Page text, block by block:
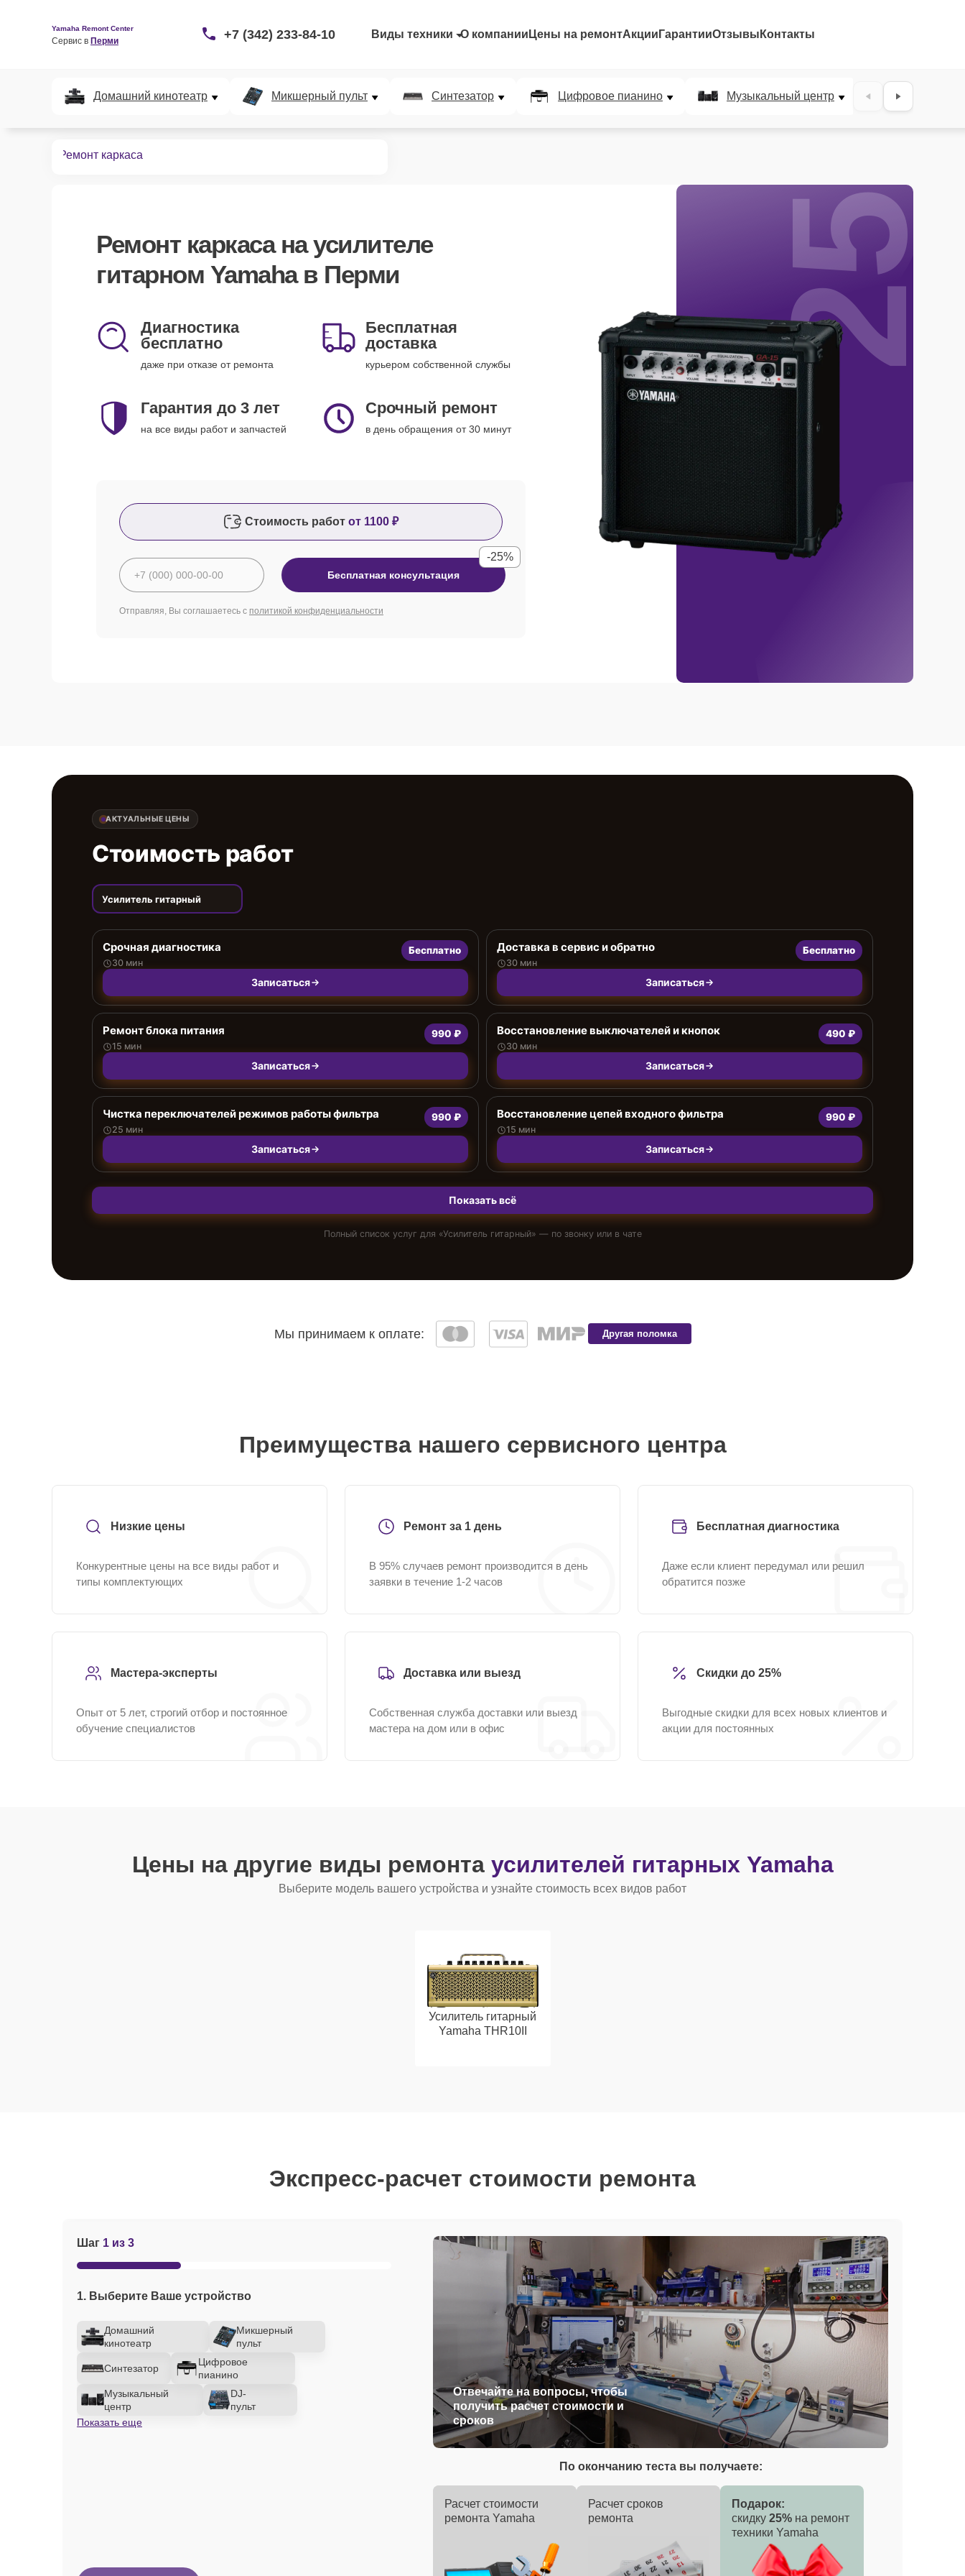
Yamaha Remont Center
Сервис в Перми +7 (342) 233-84-10 Виды техники О компании Цены на ремонтАкции ГарантииОтзывы Контакты
Домашний кинотеатр Микшерный пульт Синтезатор Цифровое пианино Музыкальный центр DJ-пульт
Ремонт каркаса
Ремонт каркасана усилителе
гитарном Yamaha в Перми
Диагностика
бесплатно
даже при отказе от ремонта
Бесплатная
доставка
курьером собственной службы
Гарантия до 3 лет
на все виды работ и запчастей
Срочный ремонт
в день обращения от 30 минут
Стоимость работ от 1100 ₽
Бесплатная консультация
-25%
Отправляя, Вы соглашаетесь с политикой конфиденциальности
25%
АКТУАЛЬНЫЕ ЦЕНЫ
Стоимость работ
Усилитель гитарный
Срочная диагностика
30 мин
Бесплатно
Записаться
Доставка в сервис и обратно
30 мин
Бесплатно
Записаться
Ремонт блока питания
15 мин
990 ₽
Записаться
Восстановление выключателей и кнопок
30 мин
490 ₽
Записаться
Чистка переключателей режимов работы фильтра
25 мин
990 ₽
Записаться
Восстановление цепей входного фильтра
15 мин
990 ₽
Записаться
Показать всё
Полный список услуг для «Усилитель гитарный» — по звонку или в чате
Мы принимаем к оплате: Другая поломка
Преимущества нашего сервисного центра
Низкие цены
Конкурентные цены на все виды работ и
типы комплектующих
Ремонт за 1 день
В 95% случаев ремонт производится в день
заявки в течение 1-2 часов
Бесплатная диагностика
Даже если клиент передумал или решил
обратится позже
Мастера-эксперты
Опыт от 5 лет, строгий отбор и постоянное
обучение специалистов
Доставка или выезд
Собственная служба доставки или выезд
мастера на дом или в офис
Скидки до 25%
Выгодные скидки для всех новых клиентов и
акции для постоянных
Цены на другие виды ремонта усилителей гитарных Yamaha
Выберите модель вашего устройства и узнайте стоимость всех видов работ
Усилитель гитарный
Yamaha THR10II
Экспресс-расчет стоимости ремонта
Шаг 1 из 3
1. Выберите Ваше устройство
Домашний
кинотеатр
Микшерный
пульт
Синтезатор
Цифровое
пианино
Музыкальный
центр
DJ-
пульт
Показать еще
Отвечайте на вопросы, чтобы
получить расчет стоимости и
сроков
По окончанию теста вы получаете:
Расчет стоимости
ремонта Yamaha
Расчет сроков
ремонта
Подарок:
скидку 25% на ремонт
техники Yamaha